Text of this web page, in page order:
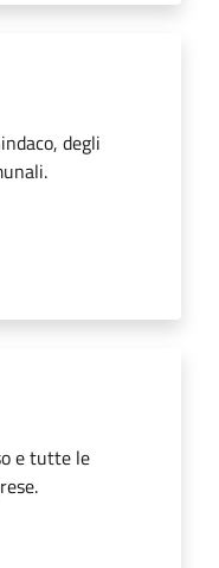
degli
e tutte le